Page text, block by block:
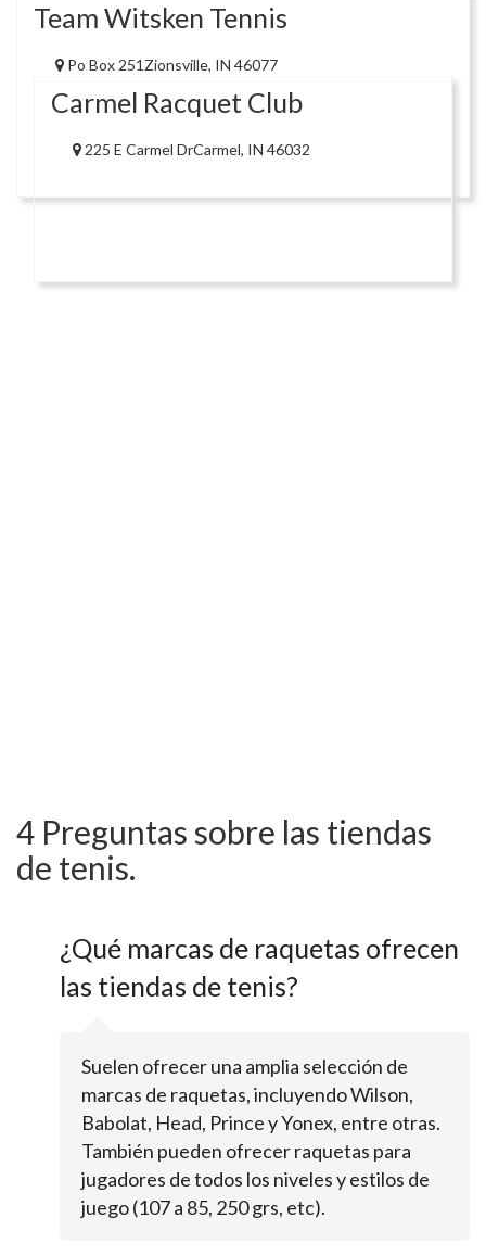
Team Witsken Tennis
Po Box 251Zionsville, IN 46077
Carmel Racquet Club
225 E Carmel DrCarmel, IN 46032
4 Preguntas sobre las tiendas
de tenis.
¿Qué marcas de raquetas ofrecen
las tiendas de tenis?
Suelen ofrecer una amplia selección de
marcas de raquetas, incluyendo Wilson,
Babolat, Head, Prince y Yonex, entre otras.
También pueden ofrecer raquetas para
jugadores de todos los niveles y estilos de
juego (107 a 85, 250 grs, etc).